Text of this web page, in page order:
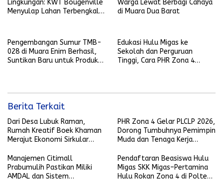
Lingkungan: KWT Bougenville
Menyulap Lahan Terbengkalai
Warga Lewat Berbagi Cahaya
di Muara Dua Barat
Pengembangan Sumur TMB-
028 di Muara Enim Berhasil,
Suntikan Baru untuk Produksi
Edukasi Hulu Migas ke
Sekolah dan Perguruan
Tinggi, Cara PHR Zona 4
Berita Terkait
Dari Desa Lubuk Raman,
Rumah Kreatif Boek Khaman
Merajut Ekonomi Sirkular
Pemberdayaan Perempuan
PHR Zona 4 Gelar PLCLP 2026,
Dorong Tumbuhnya Pemimpin
Muda dan Tenaga Kerja
Manajemen Citimall
Prabumulih Pastikan Miliki
AMDAL dan Sistem
Pendaftaran Beasiswa Hulu
Migas SKK Migas–Pertamina
Hulu Rokan Zona 4 di Poltek